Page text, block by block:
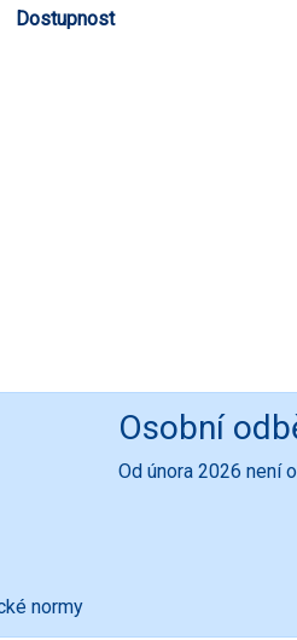
Dostupnost
Osobní
Od února 2026 není
normy